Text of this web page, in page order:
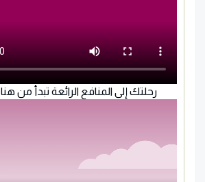
رحلتك إلى المنافع الرائعة تبدأ من هنا